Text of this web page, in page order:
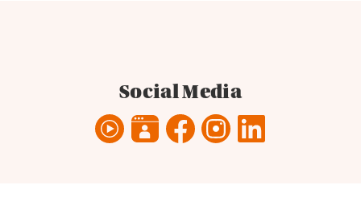
Social Media